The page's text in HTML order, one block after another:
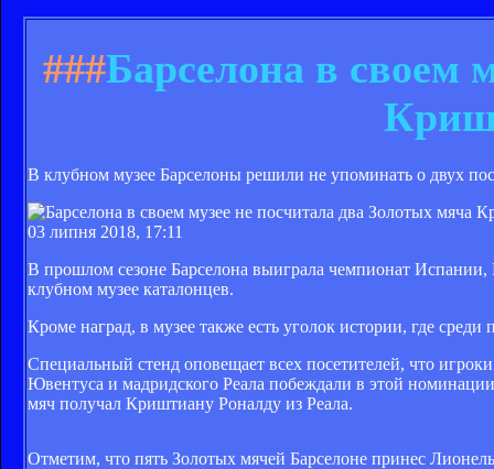
###Барселона в своем
В клубном музее Барселоны решили не упоминать о двух
03 липня 2018, 17:11
В прошлом сезоне Барселона выиграла чемпионат
клубном музее каталонцев.
Кроме наград, в музее также есть уголок истории, где
Специальный стенд оповещает всех посетителей, что
Ювентуса и мадридского Реала побеждали в этой
мяч получал Криштиану Роналду из Реала.
Отметим, что пять Золотых мячей Барселоне принес